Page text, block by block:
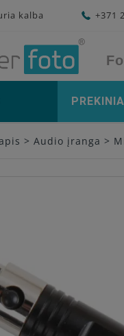
kalba +371
> Audio įranga >